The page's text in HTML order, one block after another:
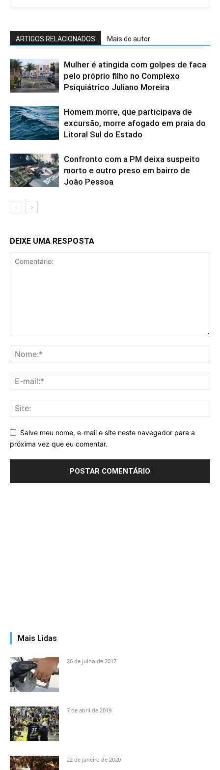
ARTIGOS RELACIONADOS Mais do autor
Mulher é atingida com golpes de faca
pelo próprio filho no Complexo
Psiquiátrico Juliano Moreira
Homem morre, que participava de
excursão, morre afogado em praia do
Litoral Sul do Estado
Confronto com a PM deixa suspeito
morto e outro preso em bairro de
João Pessoa
DEIXE UMA RESPOSTA
Salve meu nome, e-mail e site neste navegador para a
próxima vez que eu comentar.
Mais Lidas
26 de julho de 2017
7 de abril de 2019
22 de janeiro de 2020